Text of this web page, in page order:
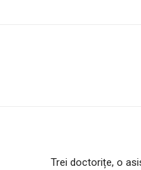
Trei doctorițe, o